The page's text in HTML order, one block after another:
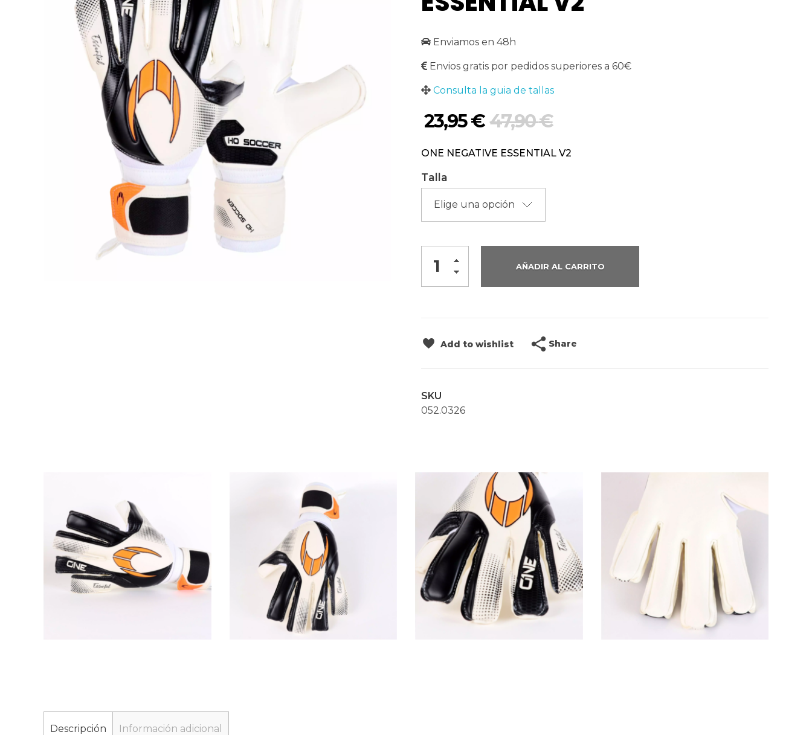
Enviamos en 48h
Envios gratis por pedidos superiores a 60€
Consulta la guia de tallas
23,95€ 47,90€
ONE NEGATIVE ESSENTIAL V2
Talla
AÑADIR AL CARRITO
Add to wishlist Share
SKU
052.0326
Descripción Información adicional